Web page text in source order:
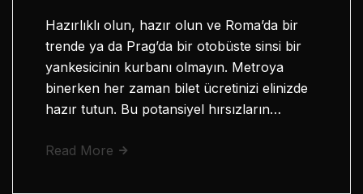
Hazırlıklı olun, hazır olun ve Roma’da bir
trende ya da Prag’da bir otobüste sinsi bir
yankesicinin kurbanı olmayın. Metroya
binerken her zaman bilet ücretinizi elinizde
hazır tutun. Bu potansiyel hırsızların…
Read More